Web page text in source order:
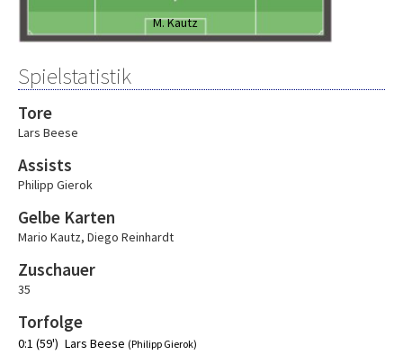
M. Kautz
Spielstatistik
Tore
Lars Beese
Assists
Philipp Gierok
Gelbe Karten
Mario Kautz, Diego Reinhardt
Zuschauer
35
Torfolge
0:1 (59') Lars Beese (Philipp Gierok)